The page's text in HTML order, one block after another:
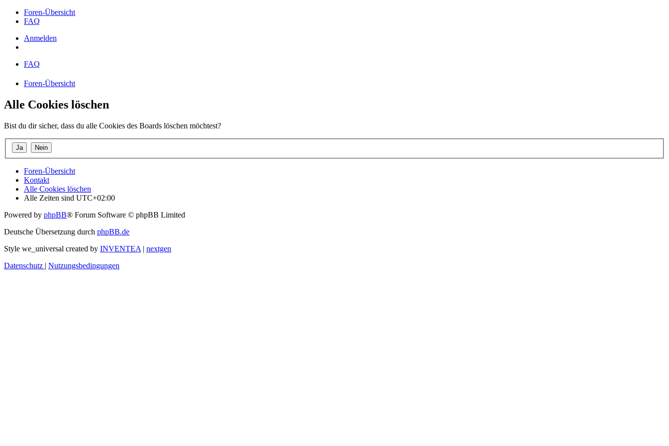
Foren-Übersicht
FAQ
Anmelden
FAQ
Foren-Übersicht
Alle Cookies löschen
Bist du dir sicher, dass du alle Cookies des Boards löschen möchtest?
Foren-Übersicht
Kontakt
Alle Cookies löschen
Alle Zeiten sind UTC+02:00
Powered by phpBB® Forum Software © phpBB Limited
Deutsche Übersetzung durch phpBB.de
Style we_universal created by INVENTEA | nextgen
Datenschutz | Nutzungsbedingungen